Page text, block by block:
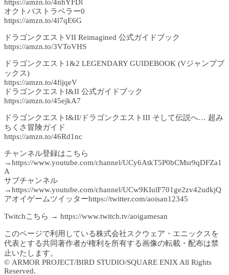
https://amzn.to/4nhYFDl
オクトパストラベラー0
https://amzn.to/4l7qE6G
ドラゴンクエストVII Reimagined 公式ガイドブック
https://amzn.to/3VToVHS
ドラゴンクエスト1&2 LEGENDARY GUIDEBOOK (Vジャンプブ
ックス)
https://amzn.to/4fijqeV
ドラゴンクエストI&II 公式ガイドブック
https://amzn.to/45ejkA7
ドラゴンクエストI&II/ドラゴンクエストIII そして伝説へ… 超み
ちくさ冒険ガイド
https://amzn.to/46Rd1nc
チャンネル登録はこちら
→https://www.youtube.com/channel/UCy6AtkT5P0bCMsr9qDFZa1
A
サブチャンネル
→https://www.youtube.com/channel/UCw9KIulF701ge2zv42udkjQ
アオイゲームツイッターhttps://twitter.com/aoisan12345
Twitchこちら → https://www.twitch.tv/aoigamesan
このページで利用している株式会社スクウェア・エニックスを
代表とする共同著作者が権利を所有する画像の転載・配布は禁
止いたします。
© ARMOR PROJECT/BIRD STUDIO/SQUARE ENIX All Rights
Reserved.